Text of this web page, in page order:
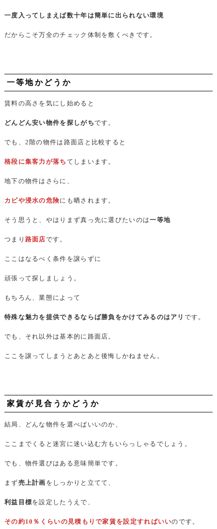
一度入ってしまえば数十年は簡単に出られない環境
だからこそ万全のチェック体制を敷くべきです。
一等地かどうか
賃料の高さを気にし始めると
どんどん安い物件を探しがちです。
でも、2階の物件は路面店と比較すると
格段に集客力が落ち てしまいます。
地下の物件はさらに、
カビや浸水の危険にも晒されます。
そう思うと、やはりまず真っ先に選びたいのは一等地
つまり 路面店です。
ここはなるべく条件を譲らずに
頑張って探しましょう。
もちろん、業態によって
特殊な魅力を提供できるならば勝負をかけてみるのはアリ です。
でも、それ以外は基本的に路面店。
ここを譲ってしまうとあとあと後悔しかねません。
家賃が見合うかどうか
結局、どんな物件を選べばいいのか、
ここまでくると迷宮に迷い込む方もいらっしゃるでしょう。
でも、物件選びはある意味簡単です。
まず売上計画 をしっかりと立てて、
利益目標を設定したうえで、
その約10％くらいの見積もりで家賃を設定すればいいのです。